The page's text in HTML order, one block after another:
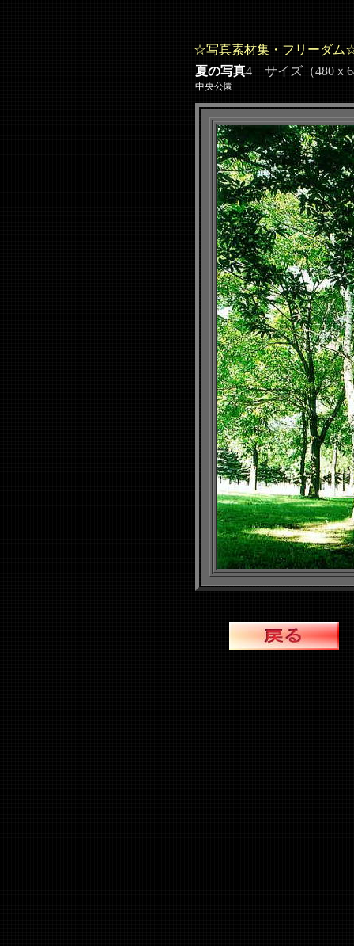
☆写真素材集・フリーダム
夏の写真4 サイズ（480ｘ
中央公園